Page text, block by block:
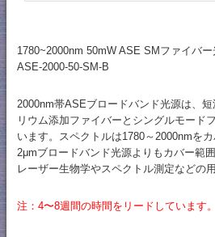
1780~2000nm 50mW ASE SMファイバ
ASE-2000-50-SM-B
2000nm帯ASEブロードバンド光源は、
リウム添加ファイバーとシングルモード
います。スペクトルは1780～2000nmを
2μmブロードバンド光源よりもカバー範
レーザー生物学やスペクトル測定などの
注：4〜8週間の時間をリードしています。